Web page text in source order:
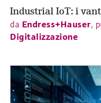
Industrial IoT: i
da Endress+Hauser,
Digitalizzazione